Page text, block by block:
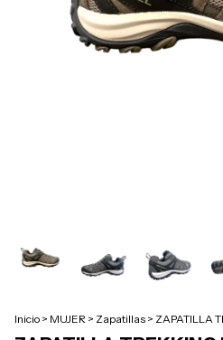
Inicio > MUJER > Zapatillas > ZAPATILLA